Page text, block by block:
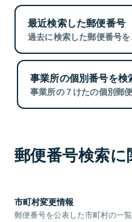
最近検索した郵便番号
過去に検索した郵便番号を
事業所の個別番号を検
事業所の７けたの個別郵
郵便番号検索
市町村変更情報
郵便番号を公表した市町村の一